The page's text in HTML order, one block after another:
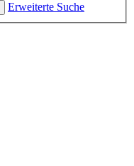
Erweiterte Suche